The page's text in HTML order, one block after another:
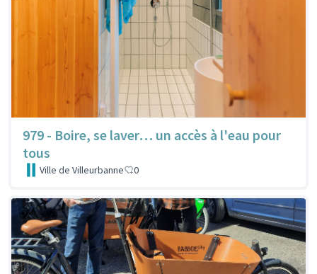
979 - Boire, se laver… un accès à l'eau pour
tous
Ville de Villeurbanne 0